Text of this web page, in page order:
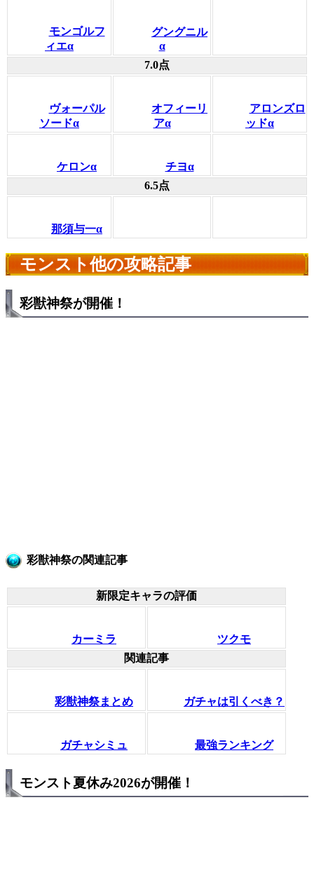
モンゴルフ
ィエα
グングニル
α
7.0点
ヴォーパル
ソードα
オフィーリ
アα
アロンズロ
ッドα
ケロンα
チヨα
6.5点
那須与一α
モンスト他の攻略記事
彩獣神祭が開催！
彩獣神祭の関連記事
新限定キャラの評価
カーミラ
ツクモ
関連記事
彩獣神祭まとめ ガチャは引くべき？
ガチャシミュ 最強ランキング
モンスト夏休み2026が開催！